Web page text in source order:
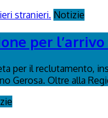
Notizie
per
per il reclutamento,
Gerosa. Oltre alla